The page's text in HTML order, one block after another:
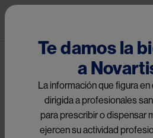
Conoce
Ruta de
Gestion del Tiempo
Te damos la
a
La información que figura
dirigida a profesionales
para prescribir o dispensar
ejercen su actividad